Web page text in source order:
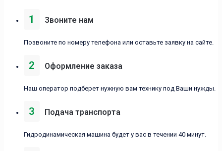
1 Звоните нам
Позвоните по номеру телефона или оставьте заявку на сайте.
2 Оформление заказа
Наш оператор подберет нужную вам технику под Ваши нужды.
3 Подача транспорта
Гидродинамическая машина будет у вас в течении 40 минут.